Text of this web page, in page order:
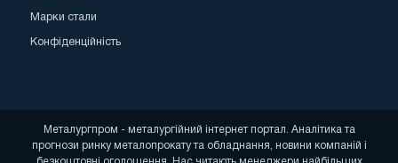
Марки стали
Конфіденційність
Металургпром - металургійний інтернет портал. Аналітика та
прогнози ринку металопрокату та обладнання, новини компаній і